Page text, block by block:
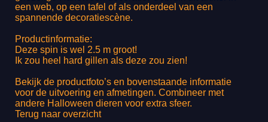
een web, op een tafel of als onderdeel van een
spannende decoratiescène.
Productinformatie:
Deze spin is wel 2.5 m groot!
Ik zou heel hard gillen als deze zou zien!
Bekijk de productfoto’s en bovenstaande informatie
voor de uitvoering en afmetingen. Combineer met
andere Halloween dieren voor extra sfeer.
Terug naar overzicht